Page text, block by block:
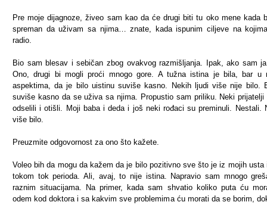
Pre moje dijagnoze, živeo sam kao da će drugi biti tu oko mene kada
spreman da uživam sa njima… znate, kada ispunim ciljeve na
radio.
Bio sam blesav i sebičan zbog ovakvog razmišljanja. Ipak, ako sam
Ono, drugi bi mogli proći mnogo gore. A tužna istina je bila, bar u
aspektima, da je bilo uistinu suviše kasno. Nekih ljudi više nije bilo.
suviše kasno da se uživa sa njima. Propustio sam priliku. Neki prijatelji
odselili i otišli. Moji baba i deda i još neki rođaci su preminuli. Nestali.
više bilo.
Preuzmite odgovornost za ono što kažete.
Voleo bih da mogu da kažem da je bilo pozitivno sve što je iz mojih usta
tokom tok perioda. Ali, avaj, to nije istina. Napravio sam mnogo
raznim situacijama. Na primer, kada sam shvatio koliko puta ću
odem kod doktora i sa kakvim sve problemima ću morati da se borim,